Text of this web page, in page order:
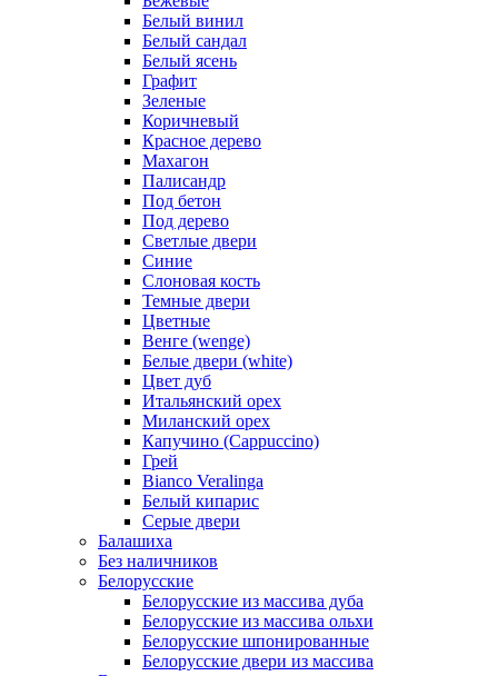
Белый винил
Белый сандал
Белый ясень
Графит
Зеленые
Коричневый
Красное дерево
Махагон
Палисандр
Под бетон
Под дерево
Светлые двери
Синие
Слоновая кость
Темные двери
Цветные
Венге (wenge)
Белые двери (white)
Цвет дуб
Итальянский орех
Миланский орех
Капучино (Cappuccino)
Грей
Bianco Veralinga
Белый кипарис
Серые двери
Балашиха
Без наличников
Белорусские
Белорусские из массива дуба
Белорусские из массива ольхи
Белорусские шпонированные
Белорусские двери из массива